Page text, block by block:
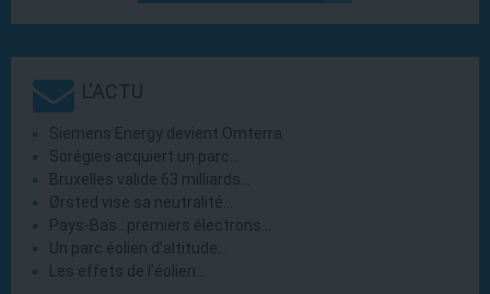
L'ACTU
Siemens Energy devient Omterra
Sorégies acquiert un parc…
Bruxelles valide 63 milliards…
Ørsted vise sa neutralité…
Pays-Bas : premiers électrons…
Un parc éolien d’altitude…
Les effets de l’éolien…